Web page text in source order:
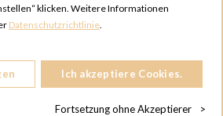
klicken. Weitere Informationen
Datenschutzrichtlinie.
Ich akzeptiere Cookies.
Fortsetzung ohne Akzeptierer >